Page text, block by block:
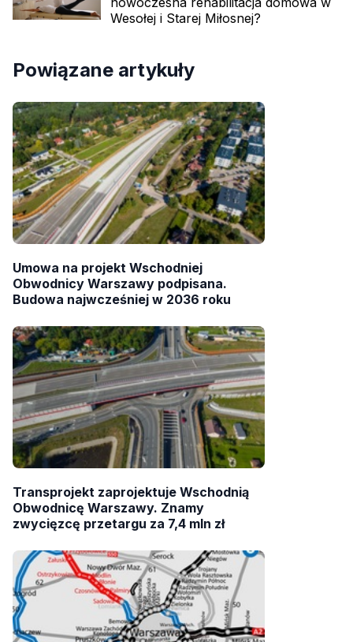
Wesołej i Starej Miłosnej?
Powiązane artykuły
Umowa na projekt Wschodniej
Obwodnicy Warszawy podpisana.
Budowa najwcześniej w 2036 roku
Transprojekt zaprojektuje Wschodnią
Obwodnicę Warszawy. Znamy
zwycięzcę przetargu za 7,4 mln zł